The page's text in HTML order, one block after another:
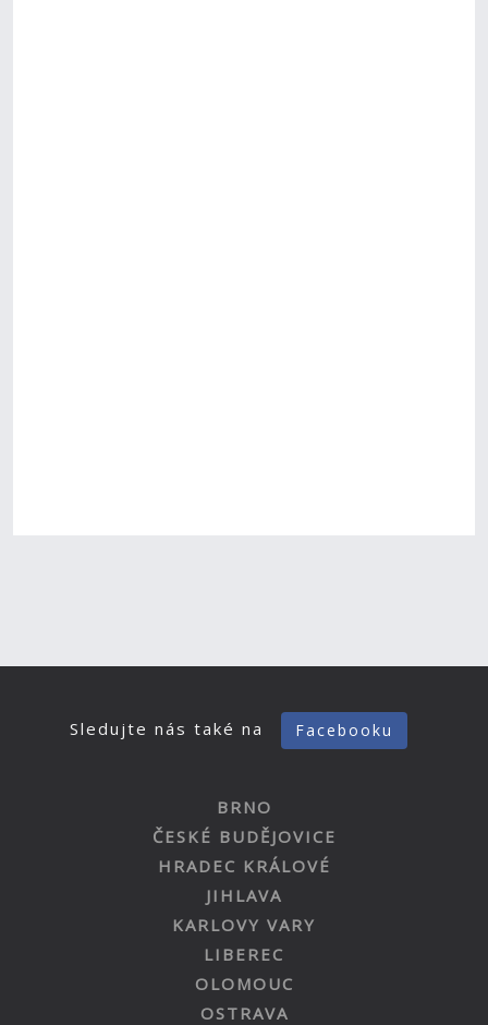
Sledujte nás také na Facebooku
BRNO
ČESKÉ BUDĚJOVICE
HRADEC KRÁLOVÉ
JIHLAVA
KARLOVY VARY
LIBEREC
OLOMOUC
OSTRAVA